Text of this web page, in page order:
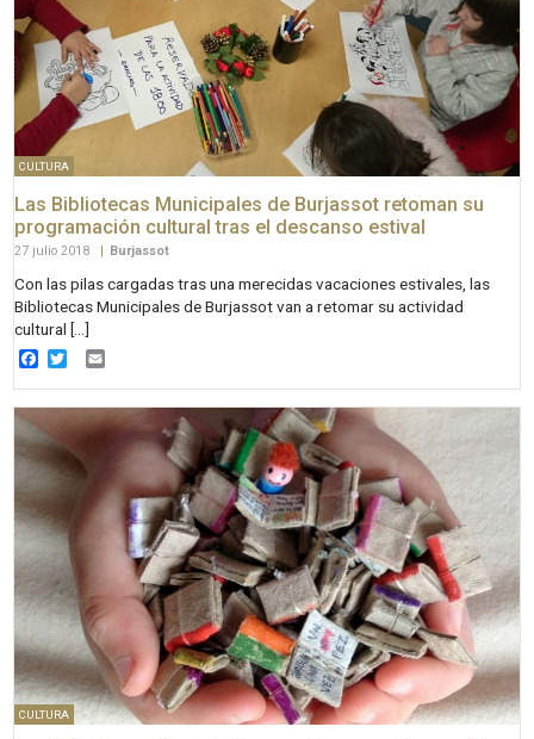
CULTURA
Las Bibliotecas Municipales de Burjassot retoman su
programación cultural tras el descanso estival
27 julio 2018 | Burjassot
Con las pilas cargadas tras una merecidas vacaciones estivales, las
Bibliotecas Municipales de Burjassot van a retomar su actividad
cultural […]
Facebook
Twitter
CULTURA